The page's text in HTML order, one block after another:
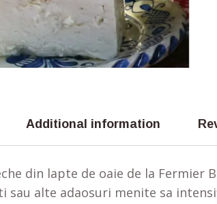
Additional information
din lapte de oaie de la
sau alte adaosuri menite sa